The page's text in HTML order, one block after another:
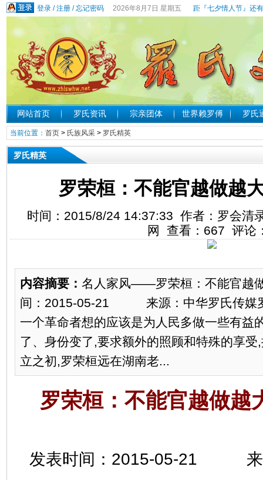
登录/注册/忘记密码 2026年8月7日 星期五 距『七夕情人节』还
网站首页 罗氏资讯 宗亲团体 世界赖罗傅 罗氏
当前位置： 首页> 氏族风采> 罗氏精英
罗氏精英
罗荣桓：不能官越做越
时间：2015/8/24 14:37:33 作者：罗会清
网 查看： 667 评论
内容摘要： 名人家风——罗荣桓：不能官越
间：2015-05-21 来源：中华罗氏传媒罗
一个革命者想的应该是为人民多做一些有益
了、身份变了,要求额外的照顾和特殊的
立之初,罗荣桓远在湖南老...
罗荣桓：不能官越做越
发表时间：2015-05-21 来